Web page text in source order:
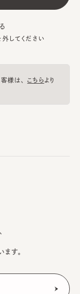
してください
様は、 こちらより
す。